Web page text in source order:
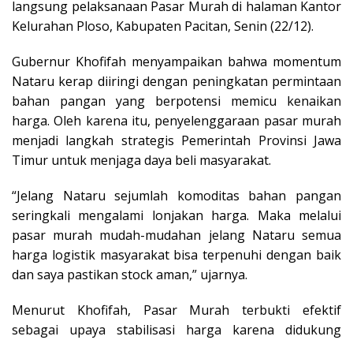
langsung pelaksanaan Pasar Murah di halaman Kantor
Kelurahan Ploso, Kabupaten Pacitan, Senin (22/12).
Gubernur Khofifah menyampaikan bahwa momentum
Nataru kerap diiringi dengan peningkatan permintaan
bahan pangan yang berpotensi memicu kenaikan
harga. Oleh karena itu, penyelenggaraan pasar murah
menjadi langkah strategis Pemerintah Provinsi Jawa
Timur untuk menjaga daya beli masyarakat.
“Jelang Nataru sejumlah komoditas bahan pangan
seringkali mengalami lonjakan harga. Maka melalui
pasar murah mudah-mudahan jelang Nataru semua
harga logistik masyarakat bisa terpenuhi dengan baik
dan saya pastikan stock aman,” ujarnya.
Menurut Khofifah, Pasar Murah terbukti efektif
sebagai upaya stabilisasi harga karena didukung